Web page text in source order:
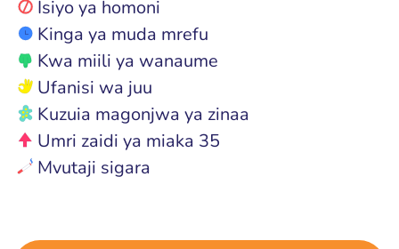
Isiyo ya homoni
Kinga ya muda mrefu
Kwa miili ya wanaume
Ufanisi wa juu
Kuzuia magonjwa ya zinaa
Umri zaidi ya miaka 35
Mvutaji sigara